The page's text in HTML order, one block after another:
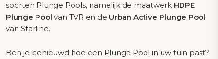
soorten Plunge Pools, namelijk de maatwerk HDPE
Plunge Pool van TVR en de Urban Active Plunge Pool
van Starline.
Ben je benieuwd hoe een Plunge Pool in uw tuin past?